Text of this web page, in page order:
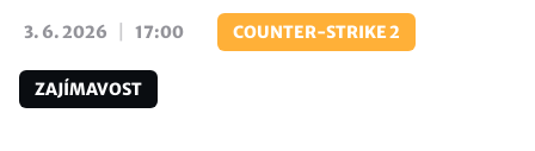
3. 6. 2026 17:00 COUNTER-STRIKE 2
ZAJÍMAVOST